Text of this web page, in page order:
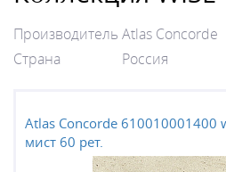
Производитель Atlas Concorde
Страна
Россия
Atlas Concorde 610010001400
мист 60 рет.